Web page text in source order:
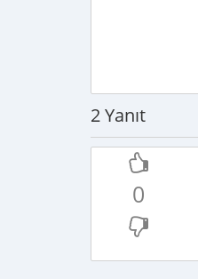
2 Yanıt
0